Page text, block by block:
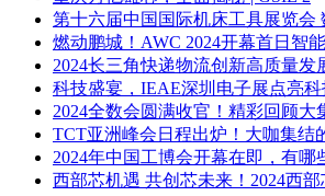
第十六届中国国际机床工具展览会
燃动鹏城！AWC 2024开幕首日智
2024长三角快递物流创新高质量发
科技盛宴，IEAE深圳电子展点亮
2024全数会圆满收官！精彩回顾大
TCT亚洲峰会日程出炉！大咖集结
2024年中国工博会开幕在即，有哪
西部芯机遇 共创芯未来！2024西部